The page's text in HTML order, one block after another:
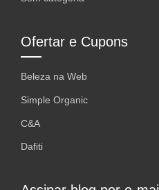
Ofertar e Cupons
Beleza na Web
Simple Organic
C&A
Dafiti